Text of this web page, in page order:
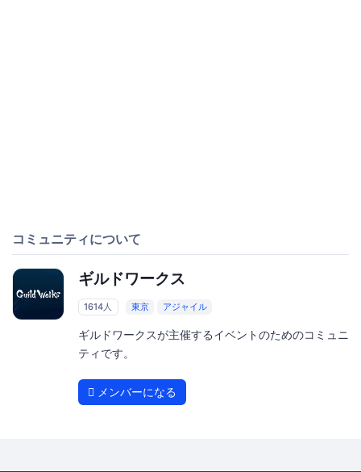
コミュニティについて
ギルドワークス
1614人 東京 アジャイル
ギルドワークスが主催するイベントのためのコミュニ
ティです。
メンバーになる